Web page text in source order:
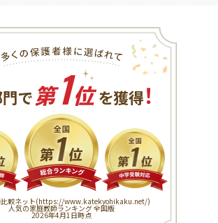
で 第1位を獲得！
較ネット(https://www.katekyohikaku.net/)
人気の家庭教師ランキング 全国版
2026年4月1日時点